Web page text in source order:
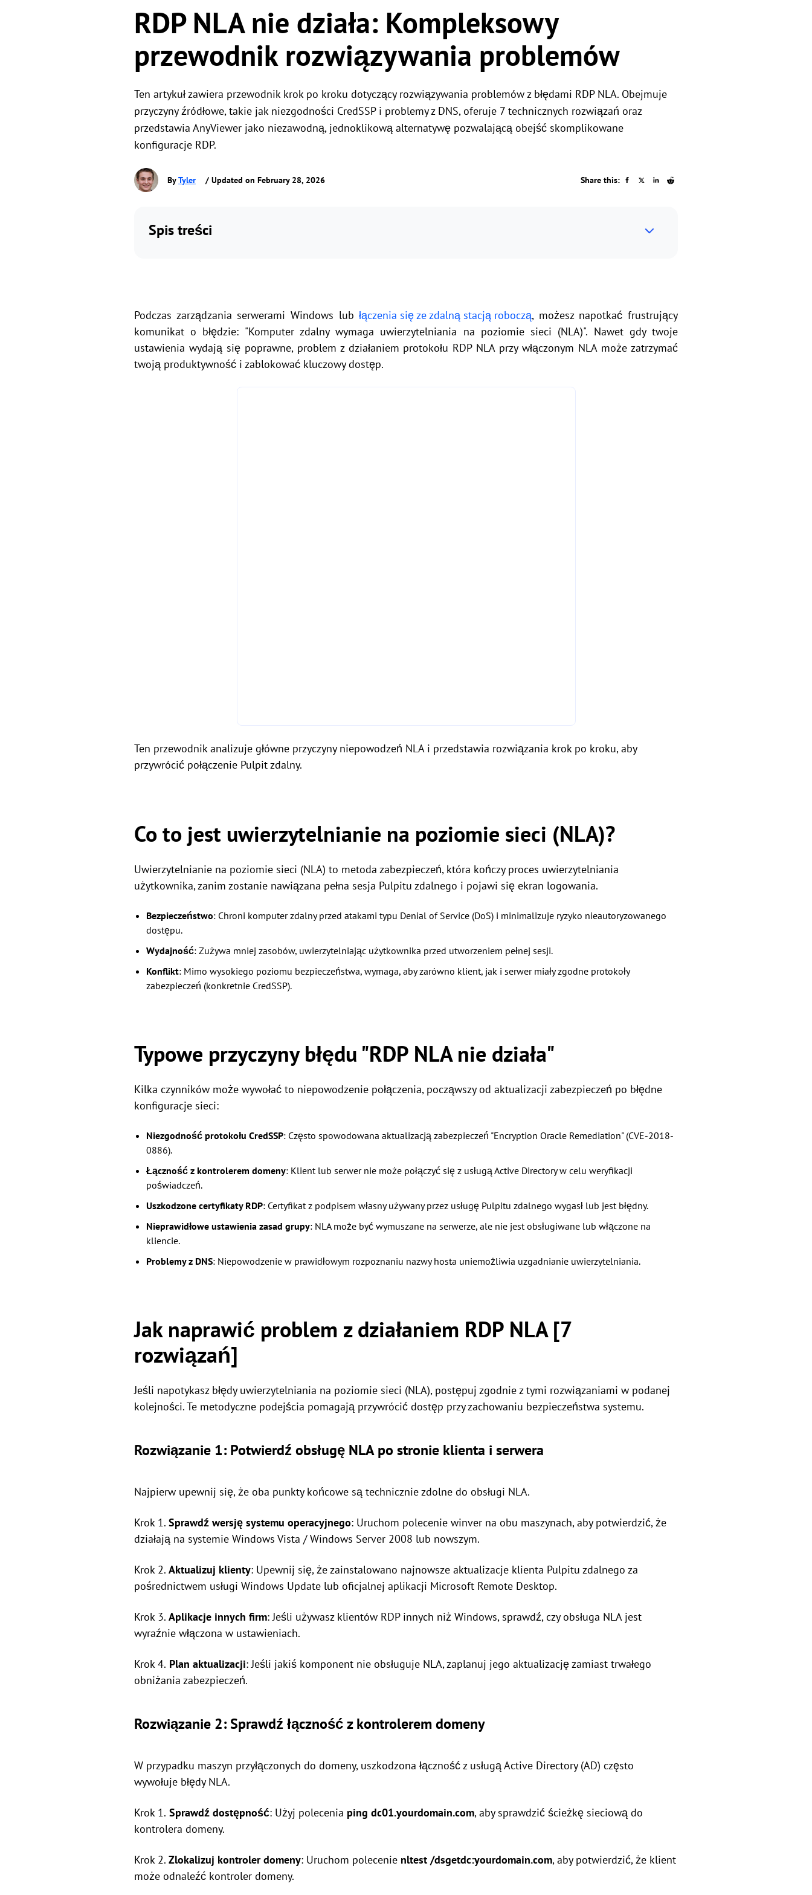
Globalny pilot zdalnego
sterowania
Zarządzanie uprawnieniami do ról
Zarządzaj dostępem użytkowników dzięki
elastycznym uprawnieniom
RDP NLA nie działa: Kompleksowy
przewodnik rozwiązywania problemów
Ten artykuł zawiera przewodnik krok po kroku dotyczący rozwiązywania problemów z błędami RDP NLA. Obejmuje
przyczyny źródłowe, takie jak niezgodności CredSSP i problemy z DNS, oferuje 7 technicznych rozwiązań oraz
przedstawia AnyViewer jako niezawodną, jednoklikową alternatywę pozwalającą obejść skomplikowane
konfiguracje RDP.
ByTyler / Updated on February 28, 2026 Share this:
Spis treści
Podczas zarządzania serwerami Windows lubłączenia się ze zdalną stacją roboczą, możesz napotkać frustrujący
komunikat o błędzie: "Komputer zdalny wymaga uwierzytelniania na poziomie sieci (NLA)". Nawet gdy twoje
ustawienia wydają się poprawne, problem z działaniem protokołu RDP NLA przy włączonym NLA może zatrzymać
twoją produktywność i zablokować kluczowy dostęp.
Ten przewodnik analizuje główne przyczyny niepowodzeń NLA i przedstawia rozwiązania krok po kroku, aby
przywrócić połączenie Pulpit zdalny.
Co to jest uwierzytelnianie na poziomie sieci (NLA)?
Uwierzytelnianie na poziomie sieci (NLA) to metoda zabezpieczeń, która kończy proces uwierzytelniania
użytkownika, zanim zostanie nawiązana pełna sesja Pulpitu zdalnego i pojawi się ekran logowania.
Bezpieczeństwo: Chroni komputer zdalny przed atakami typu Denial of Service (DoS) i minimalizuje ryzyko nieautoryzowanego
dostępu.
Wydajność: Zużywa mniej zasobów, uwierzytelniając użytkownika przed utworzeniem pełnej sesji.
Konflikt: Mimo wysokiego poziomu bezpieczeństwa, wymaga, aby zarówno klient, jak i serwer miały zgodne protokoły
zabezpieczeń (konkretnie CredSSP).
Typowe przyczyny błędu "RDP NLA nie działa"
Kilka czynników może wywołać to niepowodzenie połączenia, począwszy od aktualizacji zabezpieczeń po błędne
konfiguracje sieci:
Niezgodność protokołu CredSSP: Często spowodowana aktualizacją zabezpieczeń "Encryption Oracle Remediation" (CVE-2018-
0886).
Łączność z kontrolerem domeny: Klient lub serwer nie może połączyć się z usługą Active Directory w celu weryfikacji
poświadczeń.
Uszkodzone certyfikaty RDP: Certyfikat z podpisem własny używany przez usługę Pulpitu zdalnego wygasł lub jest błędny.
Nieprawidłowe ustawienia zasad grupy: NLA może być wymuszane na serwerze, ale nie jest obsługiwane lub włączone na
kliencie.
Problemy z DNS: Niepowodzenie w prawidłowym rozpoznaniu nazwy hosta uniemożliwia uzgadnianie uwierzytelniania.
Jak naprawić problem z działaniem RDP NLA [7
rozwiązań]
Jeśli napotykasz błędy uwierzytelniania na poziomie sieci (NLA), postępuj zgodnie z tymi rozwiązaniami w podanej
kolejności. Te metodyczne podejścia pomagają przywrócić dostęp przy zachowaniu bezpieczeństwa systemu.
Rozwiązanie 1: Potwierdź obsługę NLA po stronie klienta i serwera
Najpierw upewnij się, że oba punkty końcowe są technicznie zdolne do obsługi NLA.
Krok 1. Sprawdź wersję systemu operacyjnego: Uruchom polecenie winver na obu maszynach, aby potwierdzić, że
działają na systemie Windows Vista / Windows Server 2008 lub nowszym.
Krok 2. Aktualizuj klienty: Upewnij się, że zainstalowano najnowsze aktualizacje klienta Pulpitu zdalnego za
pośrednictwem usługi Windows Update lub oficjalnej aplikacji Microsoft Remote Desktop.
Krok 3. Aplikacje innych firm: Jeśli używasz klientów RDP innych niż Windows, sprawdź, czy obsługa NLA jest
wyraźnie włączona w ustawieniach.
Krok 4. Plan aktualizacji: Jeśli jakiś komponent nie obsługuje NLA, zaplanuj jego aktualizację zamiast trwałego
obniżania zabezpieczeń.
Rozwiązanie 2: Sprawdź łączność z kontrolerem domeny
W przypadku maszyn przyłączonych do domeny, uszkodzona łączność z usługą Active Directory (AD) często
wywołuje błędy NLA.
Krok 1. Sprawdź dostępność: Użyj polecenia ping dc01.yourdomain.com, aby sprawdzić ścieżkę sieciową do
kontrolera domeny.
Krok 2. Zlokalizuj kontroler domeny: Uruchom polecenie nltest /dsgetdc:yourdomain.com, aby potwierdzić, że klient
może odnaleźć kontroler domeny.